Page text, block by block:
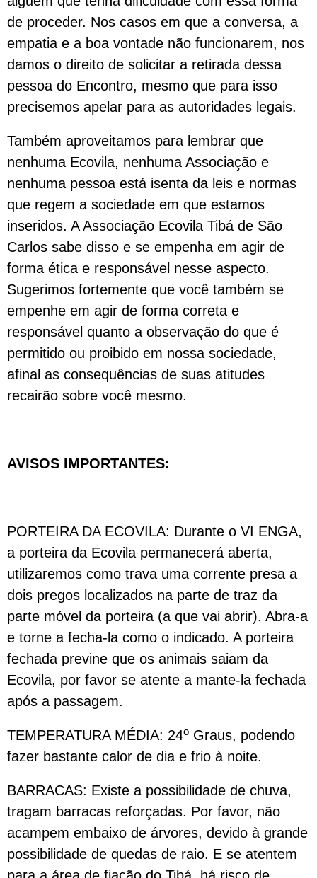
de proceder. Nos casos em que a conversa, a
empatia e a boa vontade não funcionarem, nos
damos o direito de solicitar a retirada dessa
pessoa do Encontro, mesmo que para isso
precisemos apelar para as autoridades legais.
Também aproveitamos para lembrar que
nenhuma Ecovila, nenhuma Associação e
nenhuma pessoa está isenta da leis e normas
que regem a sociedade em que estamos
inseridos. A Associação Ecovila Tibá de São
Carlos sabe disso e se empenha em agir de
forma ética e responsável nesse aspecto.
Sugerimos fortemente que você também se
empenhe em agir de forma correta e
responsável quanto a observação do que é
permitido ou proibido em nossa sociedade,
afinal as consequências de suas atitudes
recairão sobre você mesmo.
AVISOS IMPORTANTES:
PORTEIRA DA ECOVILA: Durante o VI ENGA,
a porteira da Ecovila permanecerá aberta,
utilizaremos como trava uma corrente presa a
dois pregos localizados na parte de traz da
parte móvel da porteira (a que vai abrir). Abra-a
e torne a fecha-la como o indicado. A porteira
fechada previne que os animais saiam da
Ecovila, por favor se atente a mante-la fechada
após a passagem.
TEMPERATURA MÉDIA: 24o Graus, podendo
fazer bastante calor de dia e frio à noite.
BARRACAS: Existe a possibilidade de chuva,
tragam barracas reforçadas. Por favor, não
acampem embaixo de árvores, devido à grande
possibilidade de quedas de raio. E se atentem